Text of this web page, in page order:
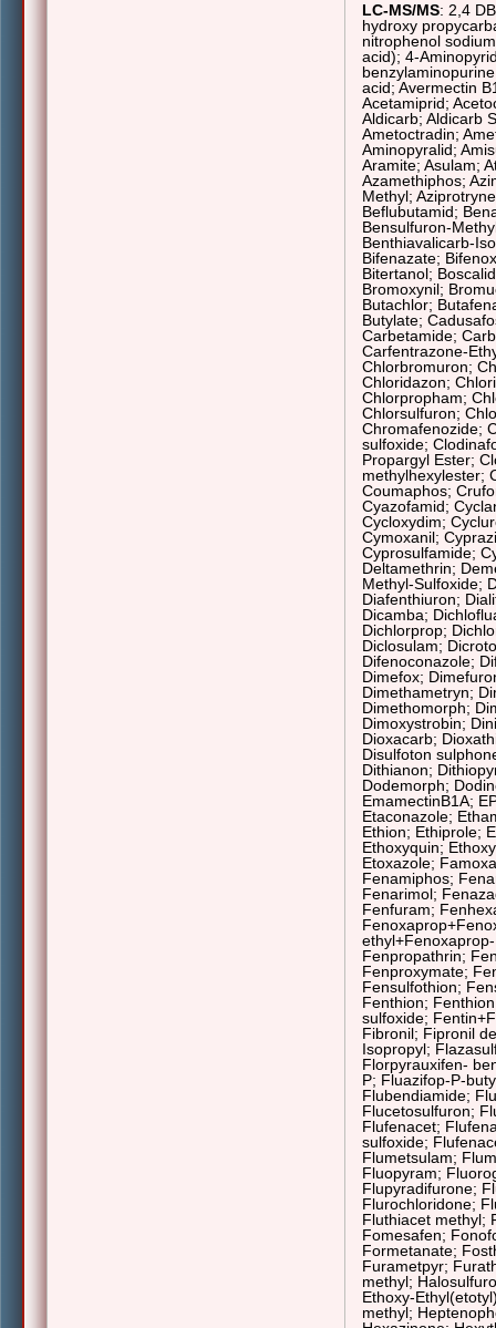
LC-MS/MS: 2,4
hydroxy
nitrophenol
acid); 4-
acid; Avermectin
Acetamiprid;
Aldicarb; Aldicarb
Ametoctradin;
Aminopyralid;
Aramite; Asulam;
Azamethiphos;
Methyl;
Beflubutamid;
Bensulfuron-
Benthiavalicarb-
Bifenazate;
Bitertanol;
Bromoxynil;
Butachlor;
Butylate;
Carbetamide;
Carfentrazone-
Chlorbromuron;
Chloridazon;
Chlorpropham;
Chlorsulfuron;
Chromafenozide;
sulfoxide;
Propargyl Ester;
methylhexylester;
Coumaphos;
Cyazofamid;
Cycloxydim;
Cymoxanil;
Cyprosulfamide;
Deltamethrin;
Methyl-Sulfoxide;
Diafenthiuron;
Dicamba;
Dichlorprop;
Diclosulam;
Difenoconazole;
Dimefox;
Dimethametryn;
Dimethomorph;
Dimoxystrobin;
Dioxacarb;
Disulfoton
Dithianon;
Dodemorph;
EmamectinB1A;
Etaconazole;
Ethion; Ethiprole;
Ethoxyquin;
Etoxazole;
Fenamiphos;
Fenarimol;
Fenfuram;
Fenpropathrin;
Fenproxymate;
Fensulfothion;
Fenthion;
sulfoxide;
Fibronil; Fipronil
Isopropyl;
Florpyrauxifen-
P; Fluazifop-P-
Flubendiamide;
Flucetosulfuron;
Flufenacet;
sulfoxide;
Flumetsulam;
Fluopyram;
Flupyradifurone;
Flurochloridone;
Fluthiacet methyl;
Fomesafen;
Formetanate;
Furametpyr;
methyl;
Ethoxy-
methyl;